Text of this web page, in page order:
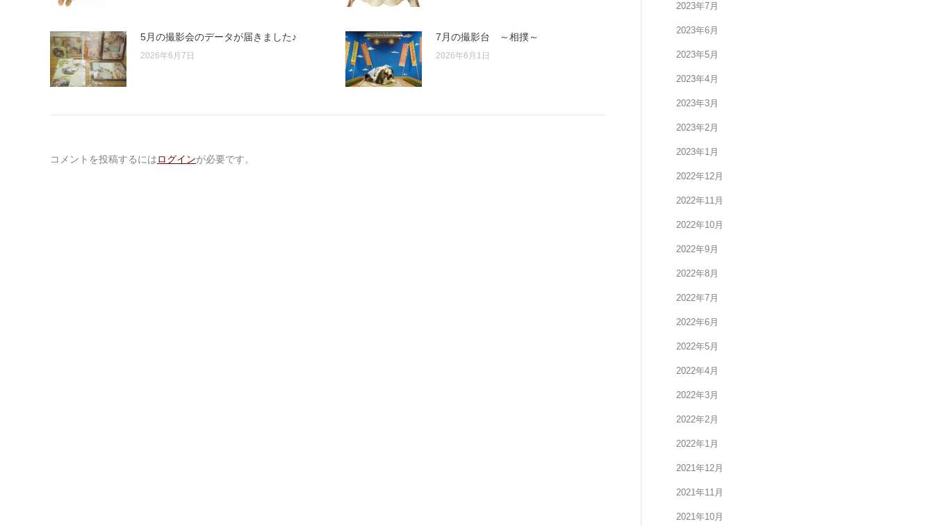
5月の撮影会のデータが届きました♪
2026年6月7日
7月の撮影台 ～相撲～
2026年6月1日
コメントを投稿するにはログインが必要です。
2023年7月
2023年6月
2023年5月
2023年4月
2023年3月
2023年2月
2023年1月
2022年12月
2022年11月
2022年10月
2022年9月
2022年8月
2022年7月
2022年6月
2022年5月
2022年4月
2022年3月
2022年2月
2022年1月
2021年12月
2021年11月
2021年10月